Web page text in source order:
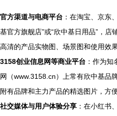
官方渠道与电商平台 ：在淘宝、京东
基官方旗舰店”或“欣中基日用品”，店
高清的产品实物图、场景图和使用效果
3158创业信息网等商业平台 ：作为
网（www.3158.cn）上常有欣中基品
附有品牌和主力产品的精选图片，方
社交媒体与用户体验分享 ：在小红书